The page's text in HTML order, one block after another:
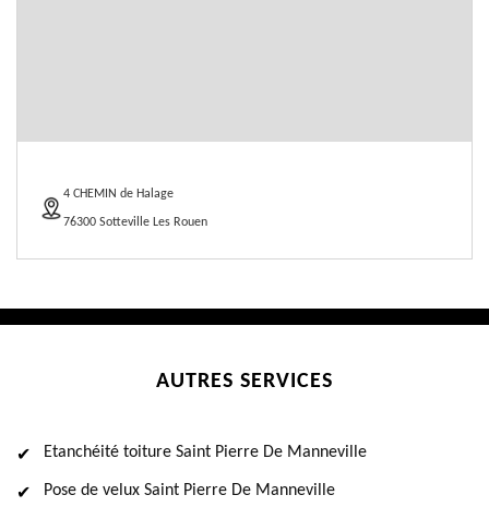
4 CHEMIN de Halage
76300 Sotteville Les Rouen
AUTRES SERVICES
Etanchéité toiture Saint Pierre De Manneville
Pose de velux Saint Pierre De Manneville